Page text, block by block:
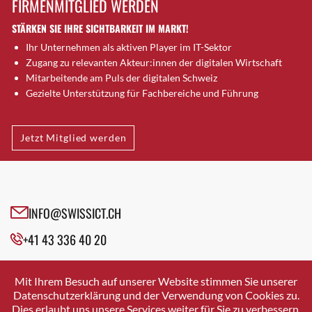
Brugg AG
Brütten
Bubendorf
Bubikon
Buchs (SG)
Bäretswil
Bülach
Cazis
Crissier
Davos Platz
Dierikon
Dietikon
FIRMENMITGLIED WERDEN
STÄRKEN SIE IHRE SICHTBARKEIT IM MARKT!
Ihr Unternehmen als aktiven Player im IT-Sektor
Zugang zu relevanten Akteur:innen der digitalen Wirtschaft
Mitarbeitende am Puls der digitalen Schweiz
Gezielte Unterstützung für Fachbereiche und Führung
Jetzt Mitglied werden
INFO@SWISSICT.CH
+41 43 336 40 20
SWISSICT
VULKANSTRASSE 120
8048 ZURICH
Mit Ihrem Besuch auf unserer Website stimmen Sie unserer
Datenschutzerklärung und der Verwendung von Cookies zu.
Dies erlaubt uns unsere Services weiter für Sie zu verbessern.